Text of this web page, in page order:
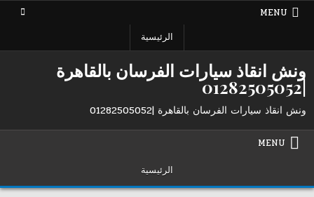
Skip
MENU
الرئيسية
ونش انقاذ سيارات الفرسان بالقاهرة
|01282505052
ونش انقاذ سيارات الفرسان بالقاهرة |01282505052
MENU
الرئيسية